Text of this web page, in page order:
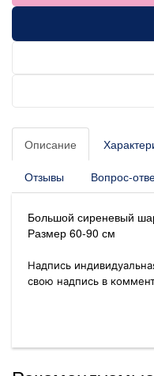
Описание
Отзывы Вопрос-
Большой сиреневый
Размер 60-90 см
Надпись
свою надпись в